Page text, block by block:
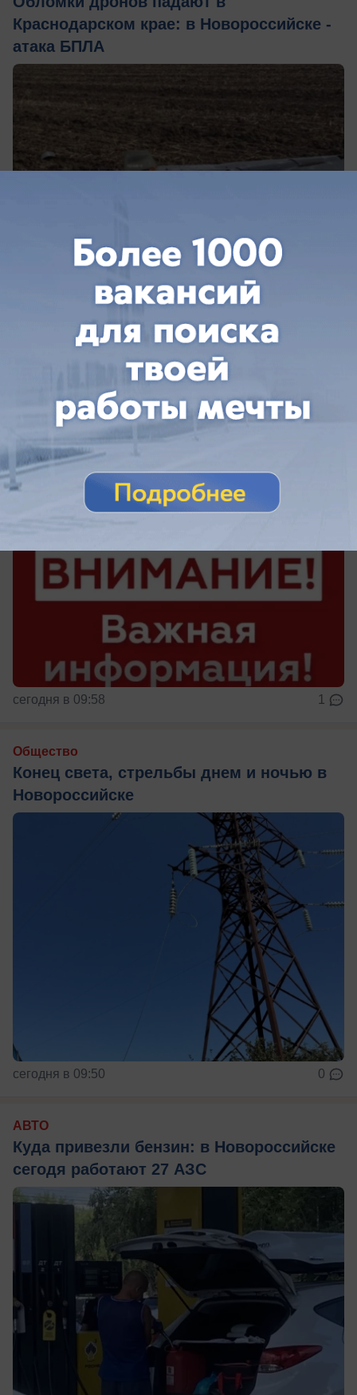
Краснодарском крае: в Новороссийске -
атака БПЛА
сегодня в 10:40
Атака БПЛА в Новороссийске: сирены
воют в городе-герое
сегодня в 09:58 1
Общество
Конец света, стрельбы днем и ночью в
Новороссийске
сегодня в 09:50 0
АВТО
Куда привезли бензин: в Новороссийске
сегодя работают 27 АЗС